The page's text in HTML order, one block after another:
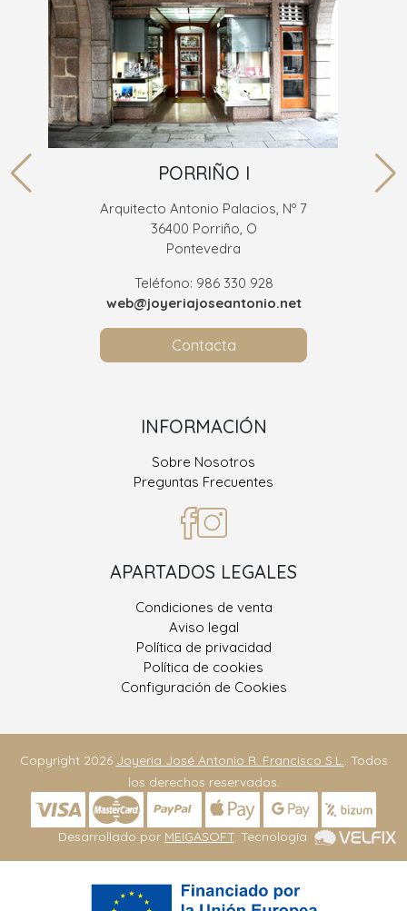
PORRIÑO I
Arquitecto Antonio Palacios, Nº 7
36400 Porriño, O
Pontevedra
Teléfono: 986 330 928
web@joyeriajoseantonio.net
Contacta
INFORMACIÓN
Sobre Nosotros
Preguntas Frecuentes
APARTADOS LEGALES
Condiciones de venta
Aviso legal
Política de privacidad
Política de cookies
Configuración de Cookies
Copyright 2026 Joyeria José Antonio R. Francisco S.L.. Todos
los derechos reservados.
Desarrollado por MEIGASOFT . Tecnología